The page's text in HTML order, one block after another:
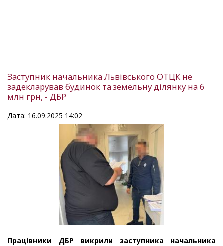
Заступник начальника Львівського ОТЦК не
задекларував будинок та земельну ділянку на 6
млн грн, - ДБР
Дата: 16.09.2025 14:02
Працівники ДБР викрили заступника начальника